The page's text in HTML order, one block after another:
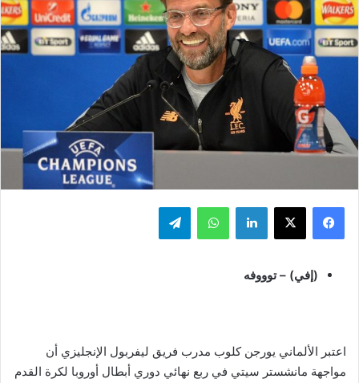
فيسبوك ‫X لينكدإن واتساب تيلقرام
(إفي) – توووفه
اعتبر الألماني يورجن كلوب مدرب فريق ليفربول الإنجليزي أن
مواجهة مانشستر سيتي في ربع نهائي دوري أبطال أوروبا لكرة القدم